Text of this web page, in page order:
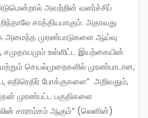
அவற்றின் வளர்ச்சிப்
சாத்தியமாகும். அதாவது
அமைந்த முரண்பாடுகளை ஆய்வு
உள்ளிட்ட இயற்கையின்
செயல்முறைகளில் முரண்பாடான,
போக்குகளை” அறிவதும்,
முரண்பட்ட பகுதிகளை
சாராம்சம் ஆகும்” (லெனின்)